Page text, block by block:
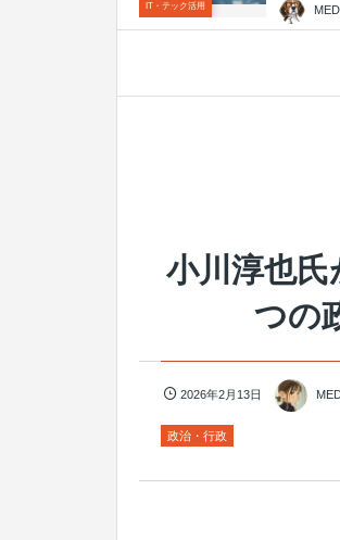
IT・テック活用
小川淳也
つの
2026年2月13日
政治・行政